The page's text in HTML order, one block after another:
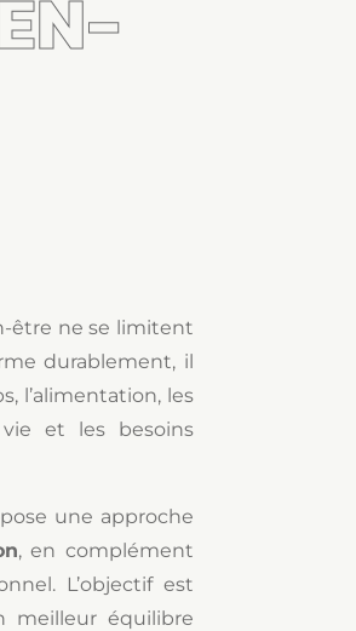
être ne se limitent
durablement, il
l’alimentation, les
vie et les besoins
une approche
, en complément
L’objectif est
meilleur équilibre